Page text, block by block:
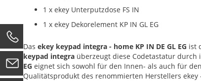
1 x ekey Unterputzdose FS IN
1 x ekey Dekorelement KP IN GL EG
Das ekey keypad integra - home KP IN DE GL EG ist
keypad integra überzeugt diese Codetastatur durch
EG eignet sich sowohl für den Innen- als auch für
Qualitätsprodukt des renommierten Herstellers